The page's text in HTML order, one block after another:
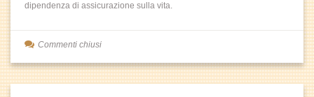
dipendenza di assicurazione sulla vita.
Commenti chiusi